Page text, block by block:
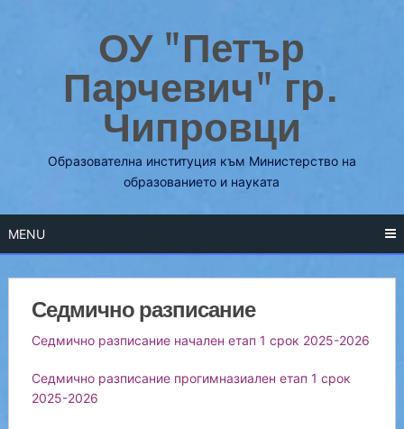
ОУ "Петър
Парчевич" гр.
Чипровци
Образователна институция към Министерство на
образованието и науката
MENU
Седмично разписание
Седмично разписание начален етап 1 срок 2025-2026
Седмично разписание прогимназиален етап 1 срок
2025-2026